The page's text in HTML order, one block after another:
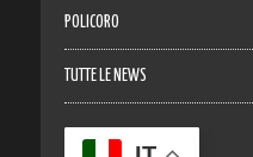
POLICORO
TUTTE LE NEWS